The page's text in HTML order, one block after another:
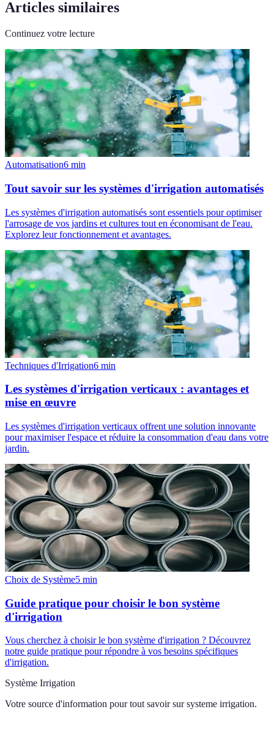
Articles similaires
Continuez votre lecture
Automatisation6 min
Tout savoir sur les systèmes d'irrigation automatisés
Les systèmes d'irrigation automatisés sont essentiels pour optimiser
l'arrosage de vos jardins et cultures tout en économisant de l'eau.
Explorez leur fonctionnement et avantages.
Techniques d'Irrigation6 min
Les systèmes d'irrigation verticaux : avantages et
mise en œuvre
Les systèmes d'irrigation verticaux offrent une solution innovante
pour maximiser l'espace et réduire la consommation d'eau dans votre
jardin.
Choix de Système5 min
Guide pratique pour choisir le bon système
d'irrigation
Vous cherchez à choisir le bon système d'irrigation ? Découvrez
notre guide pratique pour répondre à vos besoins spécifiques
d'irrigation.
Système Irrigation
Votre source d'information pour tout savoir sur systeme irrigation.